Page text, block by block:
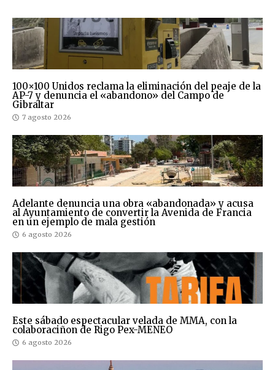
100×100 Unidos reclama la eliminación del peaje de la
AP-7 y denuncia el «abandono» del Campo de
Gibraltar
7 agosto 2026
Adelante denuncia una obra «abandonada» y acusa
al Ayuntamiento de convertir la Avenida de Francia
en un ejemplo de mala gestión
6 agosto 2026
Este sábado espectacular velada de MMA, con la
colaboraciñon de Rigo Pex-MENEO
6 agosto 2026